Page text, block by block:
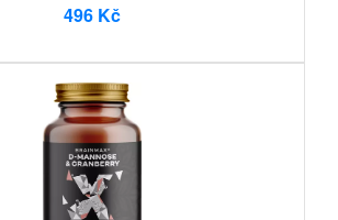
496 Kč